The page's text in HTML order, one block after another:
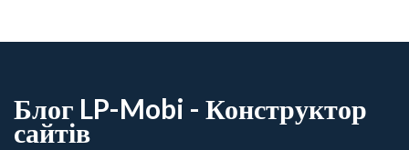
Блог LP-Mobi - Конструктор
сайтів